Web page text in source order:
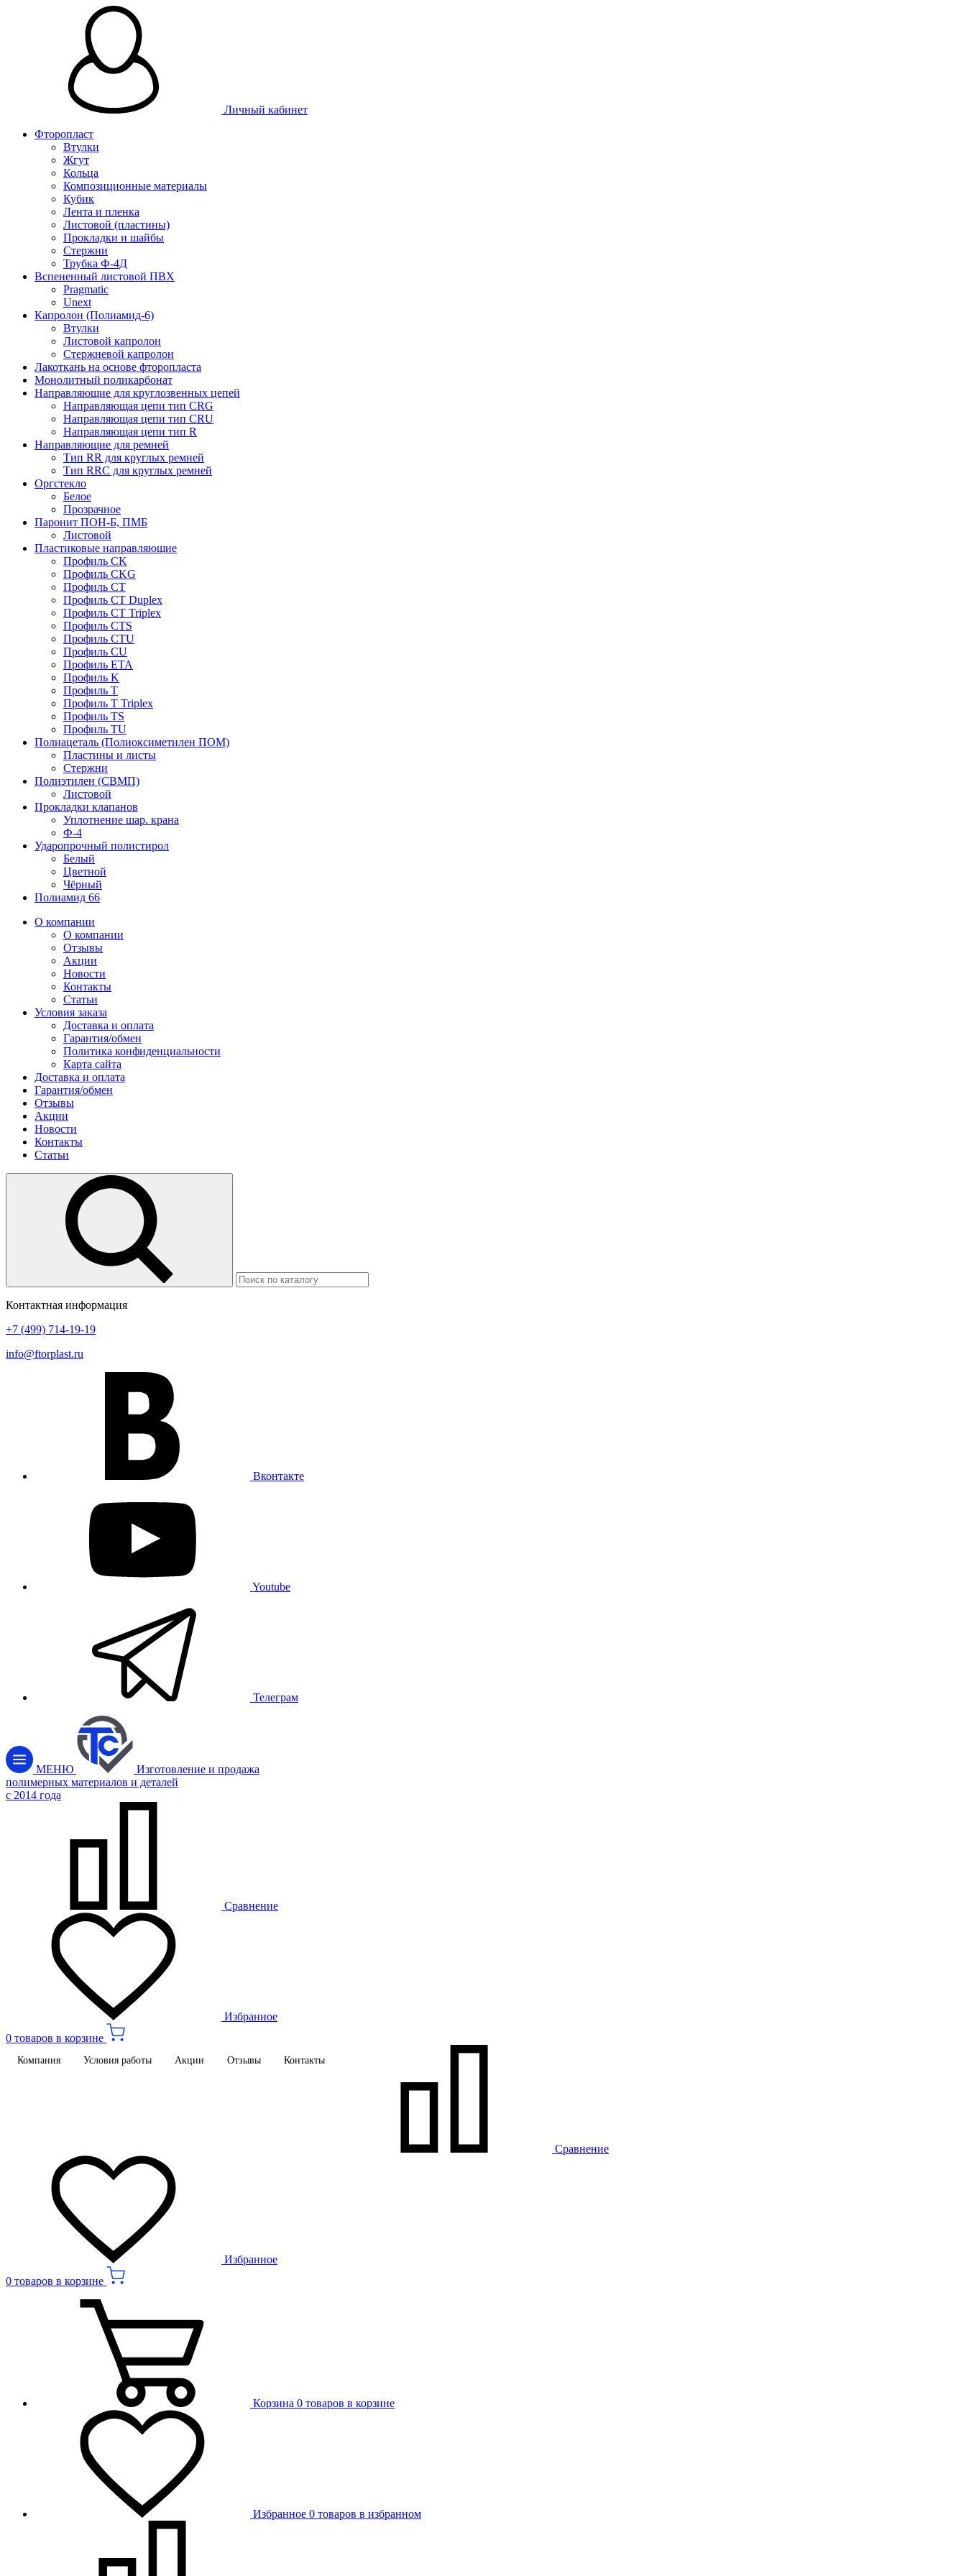
Личный кабинет
Фторопласт
Втулки
Жгут
Кольца
Композиционные материалы
Кубик
Лента и пленка
Листовой (пластины)
Прокладки и шайбы
Стержни
Трубка Ф-4Д
Вспененный листовой ПВХ
Pragmatic
Unext
Капролон (Полиамид-6)
Втулки
Листовой капролон
Стержневой капролон
Лакоткань на основе фторопласта
Монолитный поликарбонат
Направляющие для круглозвенных цепей
Направляющая цепи тип CRG
Направляющая цепи тип CRU
Направляющая цепи тип R
Направляющие для ремней
Тип RR для круглых ремней
Тип RRС для круглых ремней
Оргстекло
Белое
Прозрачное
Паронит ПОН-Б, ПМБ
Листовой
Пластиковые направляющие
Профиль CK
Профиль CKG
Профиль CT
Профиль CT Duplex
Профиль CT Triplex
Профиль CTS
Профиль CTU
Профиль CU
Профиль ETA
Профиль K
Профиль T
Профиль T Triplex
Профиль TS
Профиль TU
Полиацеталь (Полиоксиметилен ПОМ)
Пластины и листы
Стержни
Полиэтилен (СВМП)
Листовой
Прокладки клапанов
Уплотнение шар. крана
Ф-4
Ударопрочный полистирол
Белый
Цветной
Чёрный
Полиамид 66
О компании
О компании
Отзывы
Акции
Новости
Контакты
Статьи
Условия заказа
Доставка и оплата
Гарантия/обмен
Политика конфиденциальности
Карта сайта
Доставка и оплата
Гарантия/обмен
Отзывы
Акции
Новости
Контакты
Статьи
Контактная информация
+7 (499) 714-19-19
info@ftorplast.ru
Вконтакте
Youtube
Телеграм
МЕНЮ
Изготовление и продажа
полимерных материалов и деталей
c 2014 года
Сравнение
Избранное
0 товаров в корзине
Компания Условия работы Акции Отзывы Контакты
Сравнение
Избранное
0 товаров в корзине
Корзина 0 товаров в корзине
Избранное 0 товаров в избранном